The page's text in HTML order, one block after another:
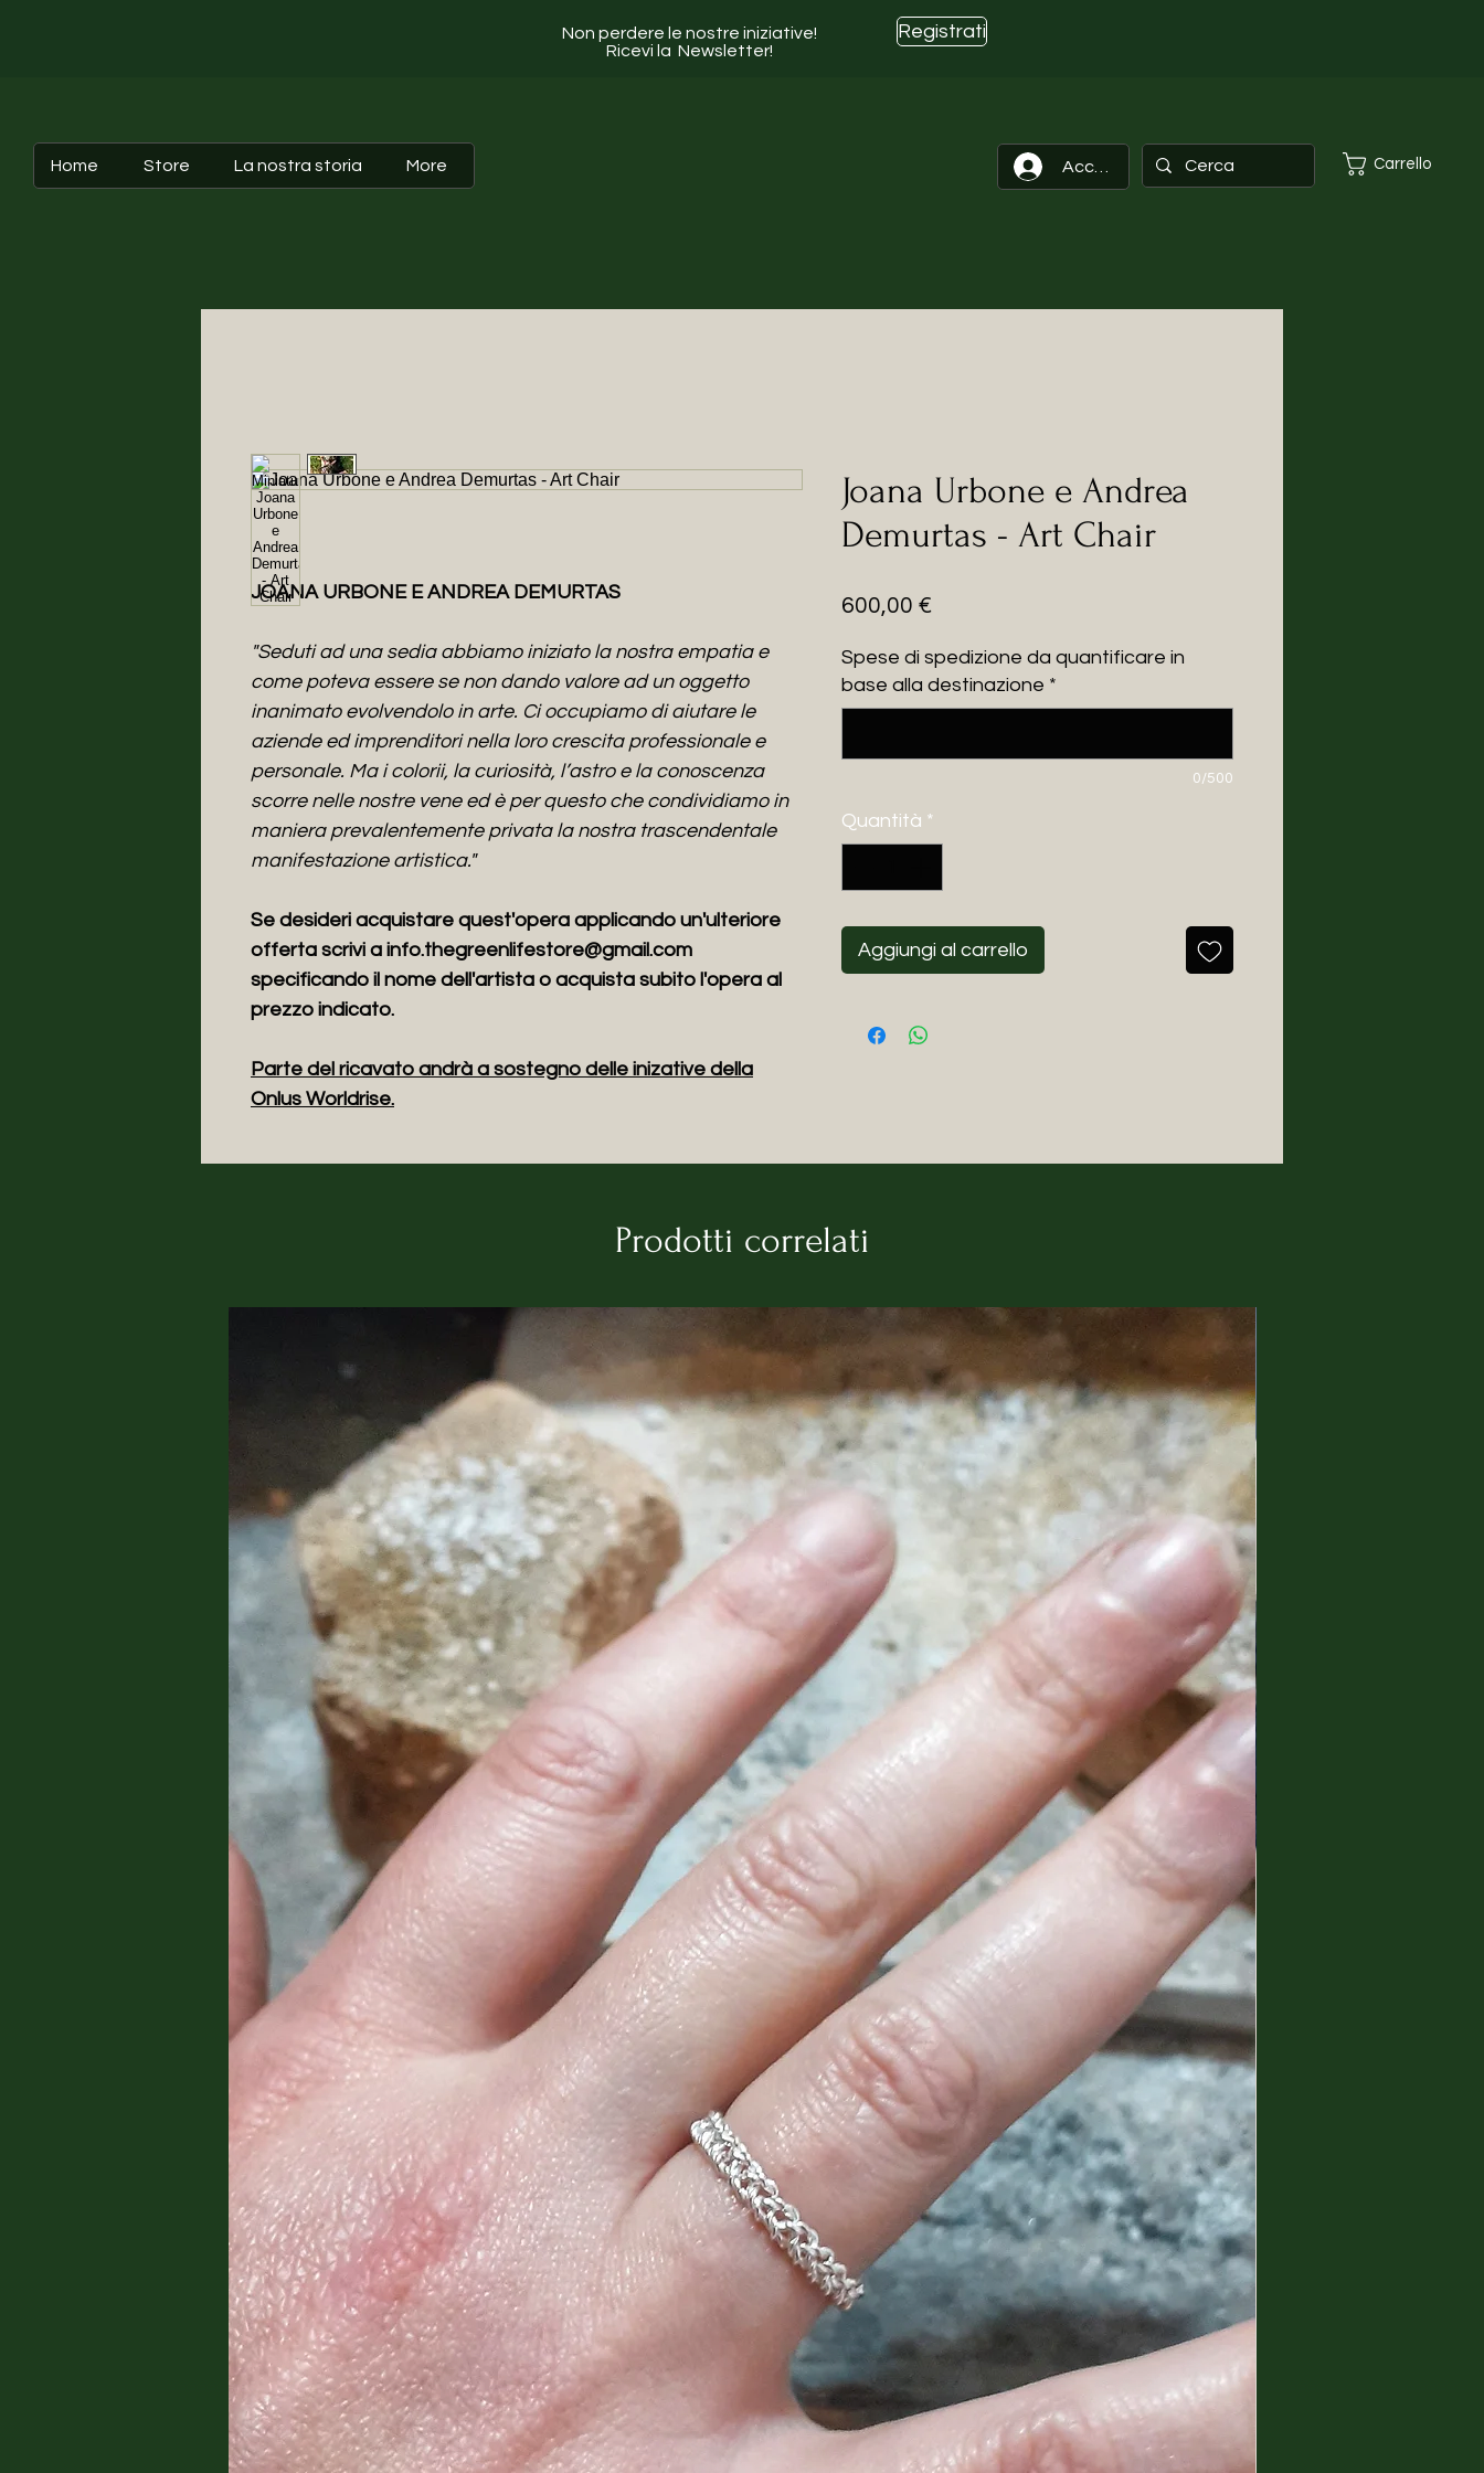
Non perdere le nostre iniziative!
Ricevi la Newsletter!
Registrati
Home Store La nostra storia More Accedi Carrello
JOANA URBONE E ANDREA DEMURTAS
"Seduti ad una sedia abbiamo iniziato la nostra empatia e
come poteva essere se non dando valore ad un oggetto
inanimato evolvendolo in arte. Ci occupiamo di aiutare le
aziende ed imprenditori nella loro crescita professionale e
personale. Ma i colorii, la curiosità, l’astro e la conoscenza
scorre nelle nostre vene ed è per questo che condividiamo in
maniera prevalentemente privata la nostra trascendentale
manifestazione artistica."
Se desideri acquistare quest'opera applicando un'ulteriore
offerta scrivi a info.thegreenlifestore@gmail.com
specificando il nome dell'artista o acquista subito l'opera al
prezzo indicato.
Parte del ricavato andrà a sostegno delle inizative della
Onlus Worldrise.
Joana Urbone e Andrea
Demurtas - Art Chair
600,00 €
Spese di spedizione da quantificare in
base alla destinazione *
0/500
Quantità *
Aggiungi al carrello
Prodotti correlati